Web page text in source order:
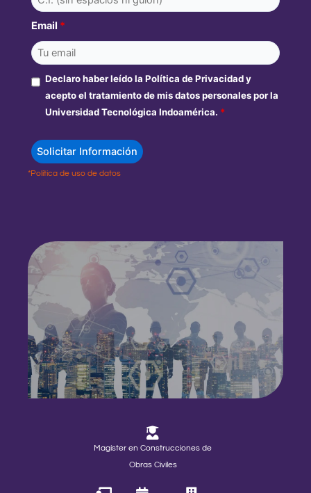
Email *
Declaro haber leído la Política de Privacidad y
acepto el tratamiento de mis datos personales por la
Universidad Tecnológica Indoamérica. *
*Política de uso de datos
Magíster en Construcciones de
Obras Civiles